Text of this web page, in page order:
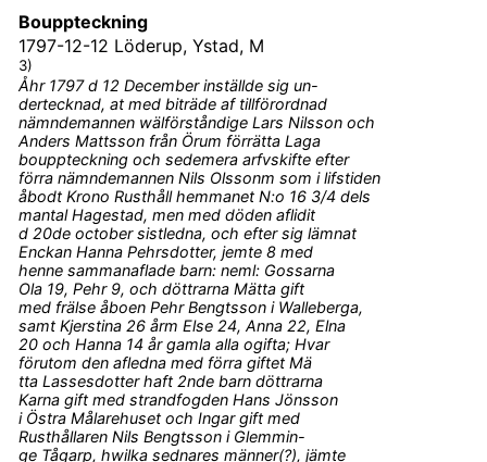
Bouppteckning
1797-12-12 Löderup, Ystad, M
3)
Åhr 1797 d 12 December inställde sig un-
dertecknad, at med biträde af tillförordnad
nämndemannen wälförståndige Lars Nilsson och
Anders Mattsson från Örum förrätta Laga
bouppteckning och sedemera arfvskifte efter
förra nämndemannen Nils Olssonm som i lifstiden
åbodt Krono Rusthåll hemmanet N:o 16 3/4 dels
mantal Hagestad, men med döden aflidit
d 20de october sistledna, och efter sig lämnat
Enckan Hanna Pehrsdotter, jemte 8 med
henne sammanaflade barn: neml: Gossarna
Ola 19, Pehr 9, och döttrarna Mätta gift
med frälse åboen Pehr Bengtsson i Walleberga,
samt Kjerstina 26 årm Else 24, Anna 22, Elna
20 och Hanna 14 år gamla alla ogifta; Hvar
förutom den afledna med förra giftet Mä
tta Lassesdotter haft 2nde barn döttrarna
Karna gift med strandfogden Hans Jönsson
i Östra Målarehuset och Ingar gift med
Rusthållaren Nils Bengtsson i Glemmin-
ge Tågarp, hwilka sednares männer(?), jämte